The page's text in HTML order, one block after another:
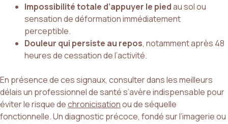
Impossibilité totale d’appuyer le piedau sol ou
sensation de déformation immédiatement
perceptible.
Douleur qui persiste au repos, notamment après 48
heures de cessation de l’activité.
En présence de ces signaux, consulter dans les meilleurs
délais un professionnel de santé s’avère indispensable pour
éviter le risque dechronicisationou de séquelle
fonctionnelle. Un diagnostic précoce, fondé sur l’imagerie ou